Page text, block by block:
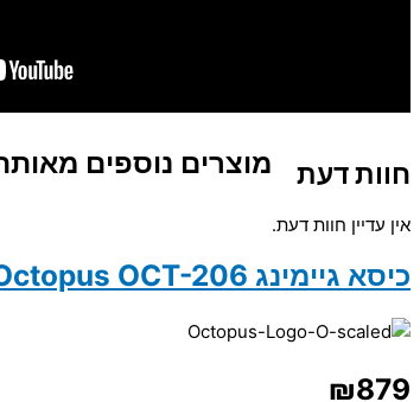
חוות דעת
אין עדיין חוות דעת.
מוצרים נוספים
כיסא גיימינג Octopus OCT-206 – ורוד
₪879